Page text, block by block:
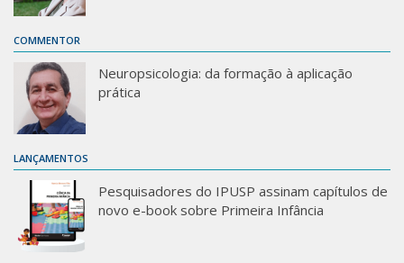
COMMENTOR
Neuropsicologia: da formação à aplicação
prática
LANÇAMENTOS
Pesquisadores do IPUSP assinam capítulos de
novo e-book sobre Primeira Infância